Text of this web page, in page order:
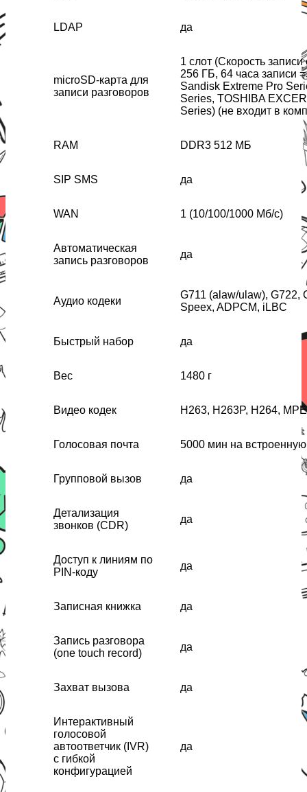
LDAP да
microSD-карта для
записи разговоров
1 слот (Скорость
256 ГБ, 64 часа записи
Sandisk Extreme Pro
Series, TOSHIBA
Series) (не входит в
RAM DDR3 512 МБ
SIP SMS да
WAN 1 (10/100/1000 Мб/с)
Автоматическая
запись разговоров
да
Аудио кодеки
G711 (alaw/ulaw), G722,
Speex, ADPCM, iLBC
Быстрый набор да
Вес 1480 г
Видео кодек H263, H263P, H264,
Голосовая почта 5000 мин на
Групповой вызов да
Детализация
звонков (CDR)
да
Доступ к линиям по
PIN-коду
да
Записная книжка да
Запись разговора
(one touch record)
да
Захват вызова да
Интерактивный
голосовой
автоответчик (IVR)
с гибкой
конфигурацией
да